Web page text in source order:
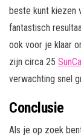
beste kunt kiezen
fantastisch
ook voor je klaar
zijn circa 25
verwachting snel
Conclusie
Als je op zoek